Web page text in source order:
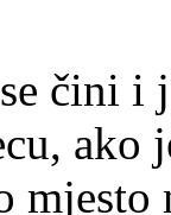
čini i
ako